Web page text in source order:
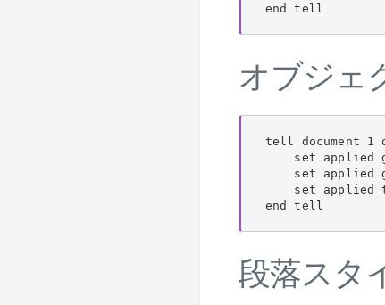
end tell
オブジェ
tell document 1
set applied
set applied
set applied
end tell
段落スタ